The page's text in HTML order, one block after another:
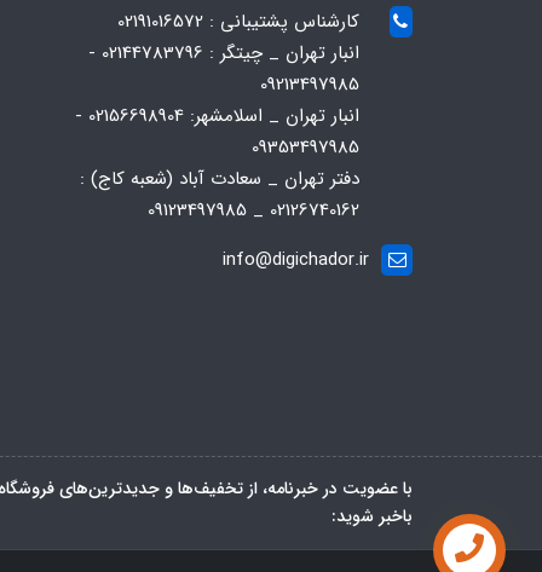
کارشناس پشتیبانی : 02191016572
انبار تهران _ چیتگر : 02144783796 -
09213497985
انبار تهران _ اسلامشهر: 02156698904 -
09353497985
دفتر تهران _ سعادت آباد (شعبه کاج) :
02126740162 _ 09123497985
info@digichador.ir
با عضویت در خبرنامه، از تخفیف‌ها و جدیدترین‌های فروشگاه
باخبر شوید:
تماس با ما